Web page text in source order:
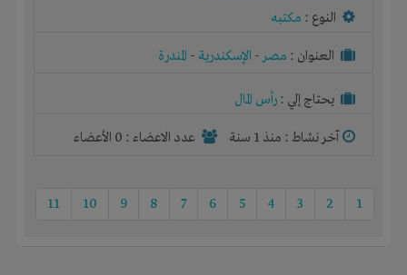
النوع : مكتبه
العنوان : مصر- الإسكندرية - المندرة
يحتاج إلي : رأس المال
آخر نشاط : منذ 1 سنة عدد الاعضاء : 0 الأعضاء
1
2
3
4
5
6
7
8
9
10
11